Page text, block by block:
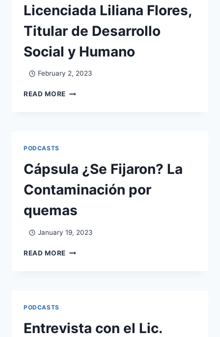
Licenciada Liliana Flores,
Titular de Desarrollo
Social y Humano
February 2, 2023
READ MORE
PODCASTS
Cápsula ¿Se Fijaron? La
Contaminación por
quemas
January 19, 2023
READ MORE
PODCASTS
Entrevista con el Lic.